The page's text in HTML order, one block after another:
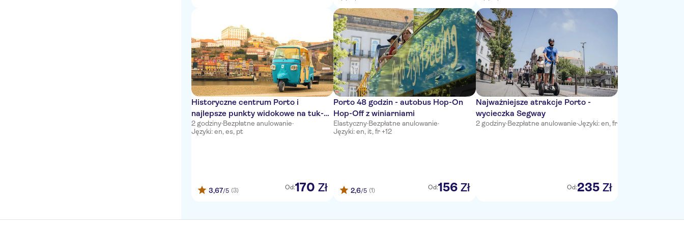
Historyczne centrum Porto i
najlepsze punkty widokowe na tuk-
tuku
2 godziny·Bezpłatne anulowanie·
Języki: en, es, pt
3,67/5 (3) Od:170 Zł
Porto 48 godzin - autobus Hop-On
Hop-Off z winiarniami
Elastyczny·Bezpłatne anulowanie·
Języki: en, it, fr +12
2,6/5 (1) Od:156 Zł
Najważniejsze atrakcje Porto -
wycieczka Segway
2 godziny·Bezpłatne anulowanie·Języki: en, fr
Od:235 Zł